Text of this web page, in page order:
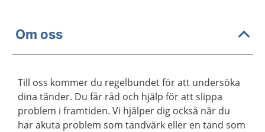
Om oss
Till oss kommer du regelbundet för att undersöka
dina tänder. Du får råd och hjälp för att slippa
problem i framtiden. Vi hjälper dig också när du
har akuta problem som tandvärk eller en tand som